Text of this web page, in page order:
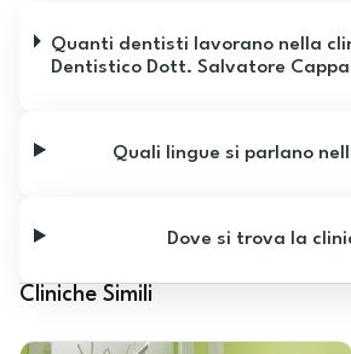
Quanti dentisti lavorano nella
Dentistico Dott. Salvatore
Quali lingue si parlano
Dove si trova la
Cliniche Simili